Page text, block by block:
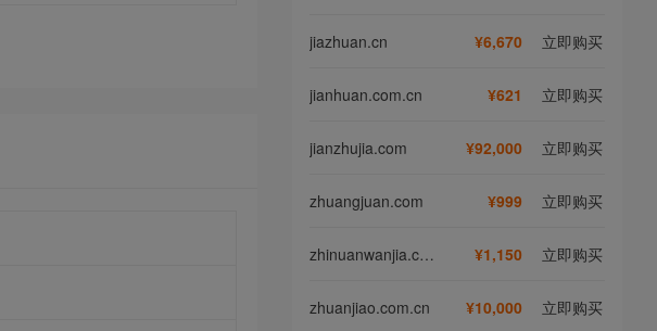
jiazhuan.cn ¥6,670 立即购买
jianhuan.com.cn ¥621 立即购买
jianzhujia.com ¥92,000 立即购买
zhuangjuan.com ¥999 立即购买
zhinuanwanjia.com ¥1,150 立即购买
zhuanjiao.com.cn ¥10,000 立即购买